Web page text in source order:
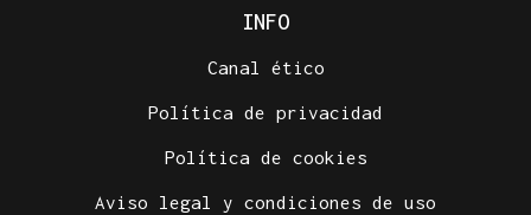
INFO
Canal ético
Política de privacidad
Política de cookies
Aviso legal y condiciones de uso